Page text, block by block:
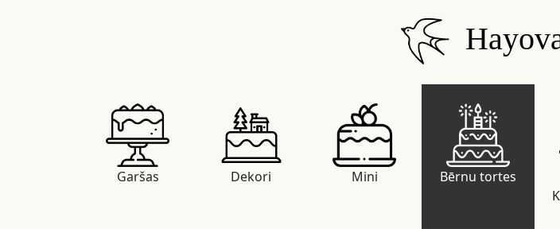
Garšas Dekori Mini Bērnu tortes